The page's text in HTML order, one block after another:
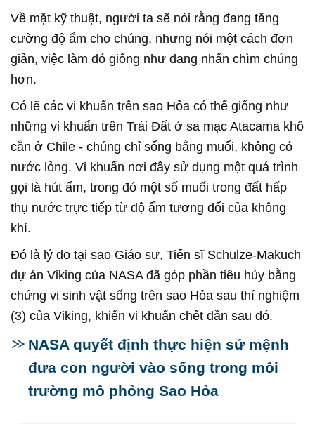
Về mặt kỹ thuật, người ta sẽ nói rằng đang tăng
cường độ ẩm cho chúng, nhưng nói một cách đơn
giản, việc làm đó giống như đang nhấn chìm chúng
hơn.
Có lẽ các vi khuẩn trên sao Hỏa có thể giống như
những vi khuẩn trên Trái Đất ở sa mạc Atacama khô
cằn ở Chile - chúng chỉ sống bằng muối, không có
nước lỏng. Vi khuẩn nơi đây sử dụng một quá trình
gọi là hút ẩm, trong đó một số muối trong đất hấp
thụ nước trực tiếp từ độ ẩm tương đối của không
khí.
Đó là lý do tại sao Giáo sư, Tiến sĩ Schulze-Makuch
dự án Viking của NASA đã góp phần tiêu hủy bằng
chứng vi sinh vật sống trên sao Hỏa sau thí nghiệm
(3) của Viking, khiến vi khuẩn chết dần sau đó.
NASA quyết định thực hiện sứ mệnh
đưa con người vào sống trong môi
trường mô phỏng Sao Hỏa